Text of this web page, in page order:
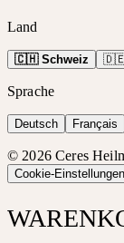
Land
🇨🇭 Schweiz 🇩🇪
Sprache
Deutsch Français
© 2026 Ceres
Cookie-Einstellungen